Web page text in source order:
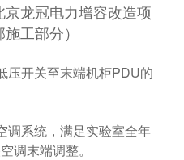
京龙冠电力增容改造项
工部分）
压开关至末端机柜PDU的
调系统，满足实验室全年
调末端调整。